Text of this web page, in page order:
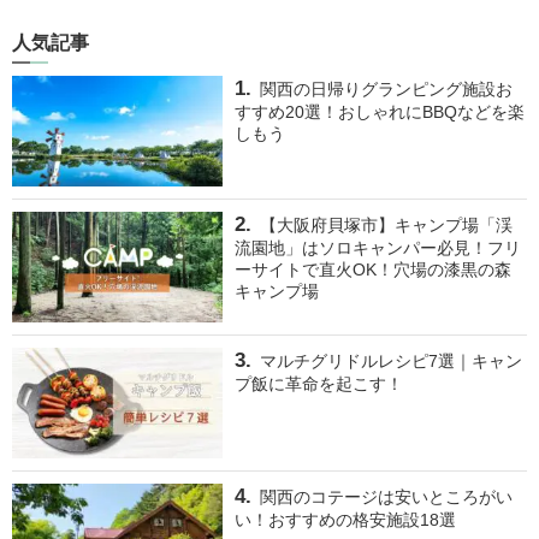
人気記事
関西の日帰りグランピング施設お
すすめ20選！おしゃれにBBQなどを楽
しもう
【大阪府貝塚市】キャンプ場「渓
流園地」はソロキャンパー必見！フリ
ーサイトで直火OK！穴場の漆黒の森
キャンプ場
マルチグリドルレシピ7選｜キャン
プ飯に革命を起こす！
関西のコテージは安いところがい
い！おすすめの格安施設18選